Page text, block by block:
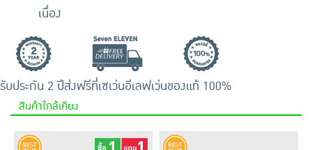
เนื่อง
รับประกัน 2 ปีส่งฟรีที่เซเว่นอีเลฟเว่นของแท้ 100%
สินค้าใกล้เคียง